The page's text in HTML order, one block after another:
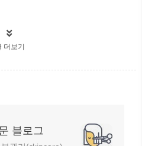
더보기
블로그